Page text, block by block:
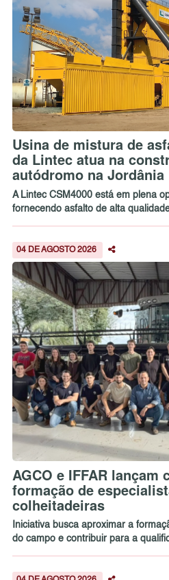
Usina de mistura de
da Lintec atua na
autódromo na Jordânia
A Lintec CSM4000 está em plena
fornecendo asfalto de alta
04 DE AGOSTO 2026
AGCO e IFFAR
formação de
colheitadeiras
Iniciativa busca aproximar a
do campo e contribuir para a